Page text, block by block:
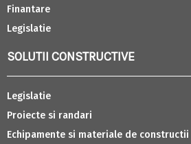
Finantare
Legislatie
SOLUTII CONSTRUCTIVE
Legislatie
Proiecte si randari
Echipamente si materiale de constructii